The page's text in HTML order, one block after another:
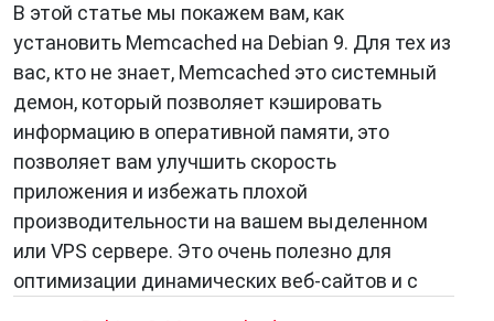
приложений и веб-серверов. Он позволяет
кешировать данные в оперативной памяти
серверов, снижая нагрузку на базы данных и
ускоряя доступ к данным. Memcached легок в
использовании и масштабируется
горизонтально, что делает его отличным
выбором для разработчиков, стремящихся
улучшить производительность своих
приложений.
В этой статье мы покажем вам, как
установить Memcached на Debian 9. Для тех из
вас, кто не знает, Memcached это системный
демон, который позволяет кэшировать
информацию в оперативной памяти, это
позволяет вам улучшить скорость
приложения и избежать плохой
производительности на вашем выделенном
или VPS сервере. Это очень полезно для
оптимизации динамических веб-сайтов и с